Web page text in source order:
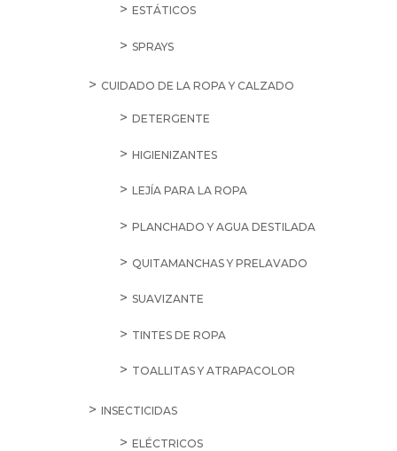
ESTÁTICOS
SPRAYS
CUIDADO DE LA ROPA Y CALZADO
DETERGENTE
HIGIENIZANTES
LEJÍA PARA LA ROPA
PLANCHADO Y AGUA DESTILADA
QUITAMANCHAS Y PRELAVADO
SUAVIZANTE
TINTES DE ROPA
TOALLITAS Y ATRAPACOLOR
INSECTICIDAS
ELÉCTRICOS